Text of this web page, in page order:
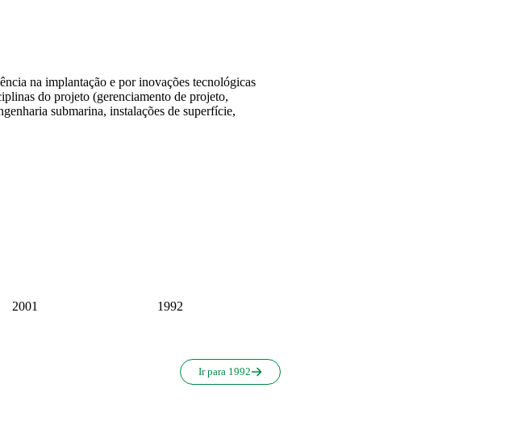
na implantação e por inovações tecnológicas
do projeto (gerenciamento de projeto,
submarina, instalações de superfície,
2001 1992
Ir para 1992